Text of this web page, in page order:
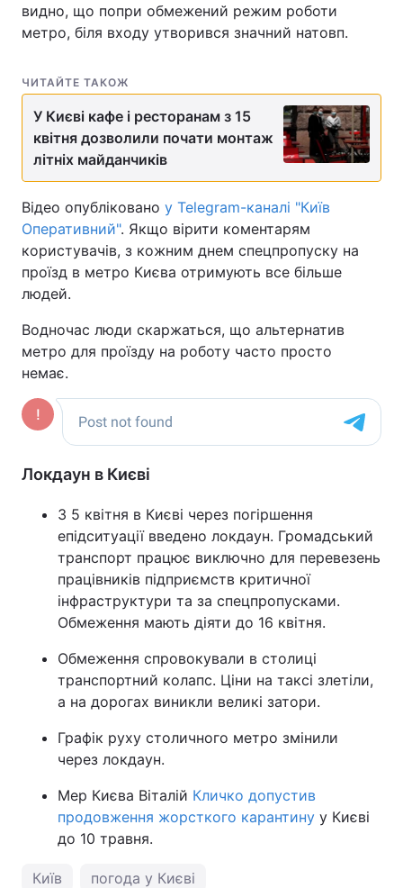
видно, що попри обмежений режим роботи
метро, біля входу утворився значний натовп.
ЧИТАЙТЕ ТАКОЖ
У Києві кафе і ресторанам з 15
квітня дозволили почати монтаж
літніх майданчиків
Відео опубліковано у Telegram-каналі "Київ
Оперативний". Якщо вірити коментарям
користувачів, з кожним днем спецпропуску на
проїзд в метро Києва отримують все більше
людей.
Водночас люди скаржаться, що альтернатив
метро для проїзду на роботу часто просто
немає.
Локдаун в Києві
З 5 квітня в Києві через погіршення
епідситуації введено локдаун. Громадський
транспорт працює виключно для перевезень
працівників підприємств критичної
інфраструктури та за спецпропусками.
Обмеження мають діяти до 16 квітня.
Обмеження спровокували в столиці
транспортний колапс. Ціни на таксі злетіли,
а на дорогах виникли великі затори.
Графік руху столичного метро змінили
через локдаун.
Мер Києва Віталій Кличко допустив
продовження жорсткого карантину у Києві
до 10 травня.
Київ погода у Києві